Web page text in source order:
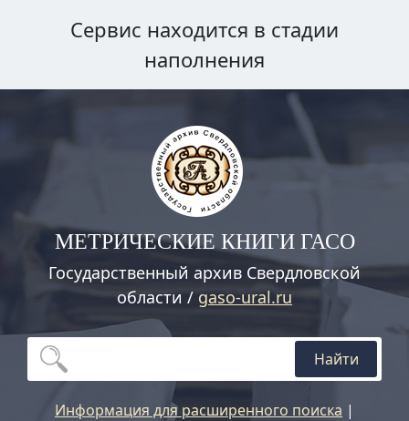
Сервис находится в стадии
наполнения
МЕТРИЧЕСКИЕ КНИГИ ГАСО
Государственный архив Свердловской
области / gaso-ural.ru
Найти
Информация для расширенного поиска |